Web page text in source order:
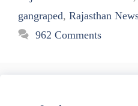
gangraped, Rajasthan
962 Comments